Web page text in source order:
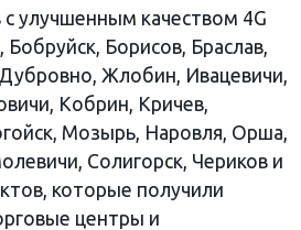
с улучшенным качеством 4G
Бобруйск, Борисов, Браслав,
Жлобин, Ивацевичи,
Кобрин, Кричев,
Мозырь, Наровля, Орша,
Солигорск, Чериков и
которые получили
центры и